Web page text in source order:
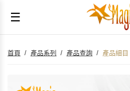
☰
首頁 / 產品系列 / 產品查詢 / 產品細目